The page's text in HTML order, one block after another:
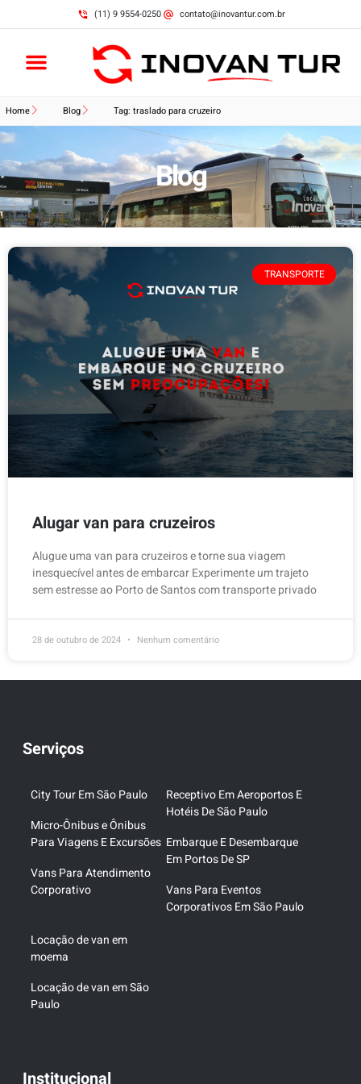
(11) 9 9554-0250 contato@inovantur.com.br
Home Blog Tag: traslado para cruzeiro
Blog
TRANSPORTE
Alugar van para cruzeiros
Alugue uma van para cruzeiros e torne sua viagem
inesquecível antes de embarcar Experimente um trajeto
sem estresse ao Porto de Santos com transporte privado
28 de outubro de 2024 Nenhum comentário
Serviços
City Tour Em São Paulo
Micro-Ônibus e Ônibus
Para Viagens E Excursões
Vans Para Atendimento
Corporativo
Receptivo Em Aeroportos E
Hotéis De São Paulo
Embarque E Desembarque
Em Portos De SP
Vans Para Eventos
Corporativos Em São Paulo
Locação de van em
moema
Locação de van em São
Paulo
Institucional